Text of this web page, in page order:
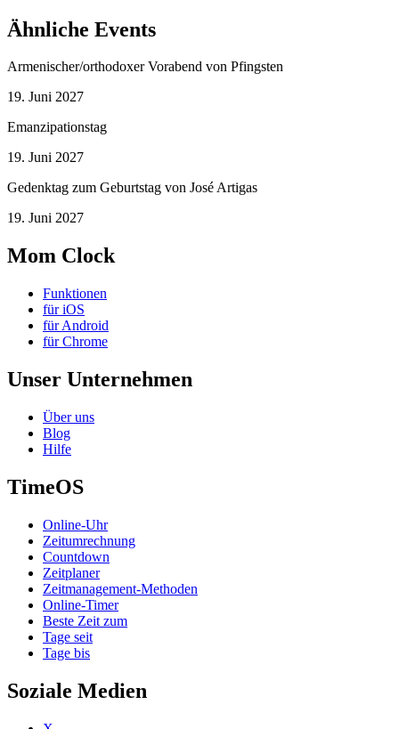
Ähnliche Events
Armenischer/orthodoxer Vorabend von Pfingsten
19. Juni 2027
Emanzipationstag
19. Juni 2027
Gedenktag zum Geburtstag von José Artigas
19. Juni 2027
Mom Clock
Funktionen
für iOS
für Android
für Chrome
Unser Unternehmen
Über uns
Blog
Hilfe
TimeOS
Online-Uhr
Zeitumrechnung
Countdown
Zeitplaner
Zeitmanagement-Methoden
Online-Timer
Beste Zeit zum
Tage seit
Tage bis
Soziale Medien